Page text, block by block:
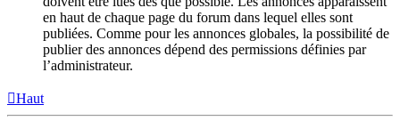
en haut de chaque page du forum dans lequel elles sont
publiées. Comme pour les annonces globales, la possibilité de
publier des annonces dépend des permissions définies par
l’administrateur.
Haut